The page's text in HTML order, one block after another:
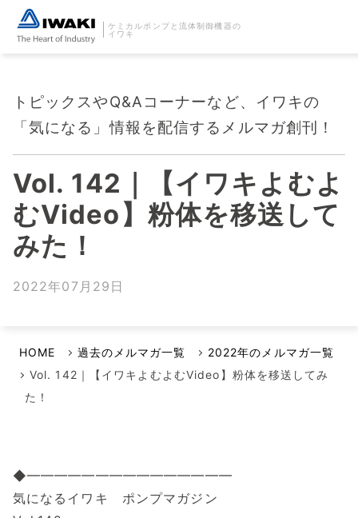
ケミカルポンプと流体制御機器の
イワキ
トピックスやQ&Aコーナーなど、イワキの
「気になる」情報を配信するメルマガ創刊！
Vol. 142｜【イワキよむよ
むVideo】粉体を移送して
みた！
2022年07月29日
HOME 過去のメルマガ一覧
2022年のメルマガ一覧
Vol. 142｜【イワキよむよむVideo】粉体を移送してみ
た！
◆━━━━━━━━━━━━━━━
気になるイワキ ポンプマガジン